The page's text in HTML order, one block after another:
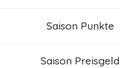
Saison Punkte
Saison Preisgeld